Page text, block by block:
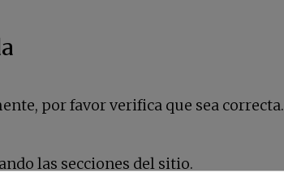
por favor verifica que sea correcta.
las secciones del sitio.